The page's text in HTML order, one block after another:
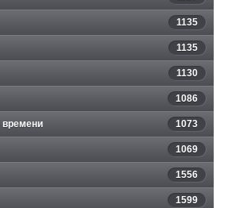
1135
1135
1130
1086
времени 1073
1069
1556
1599